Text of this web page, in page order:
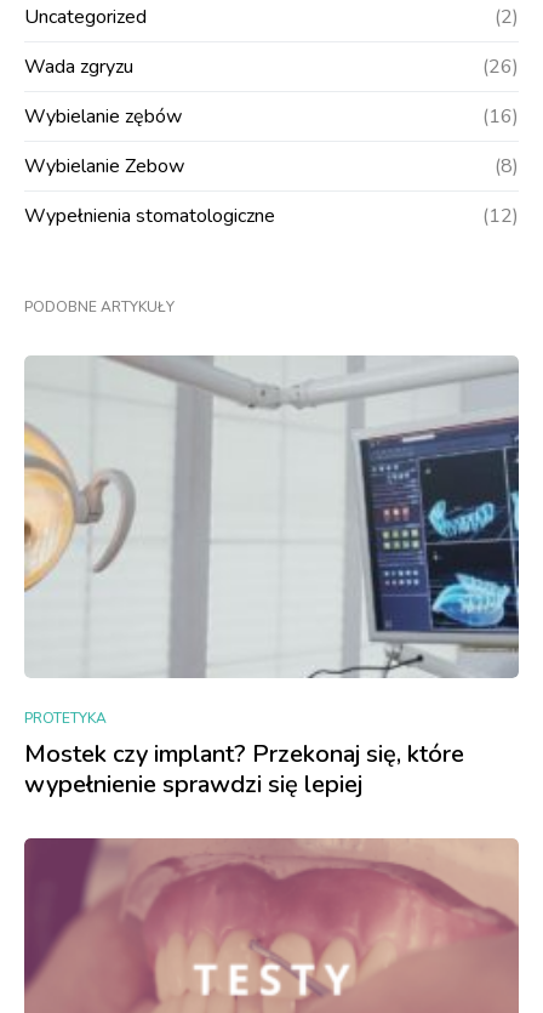
Uncategorized
(2)
Wada zgryzu
(26)
Wybielanie zębów
(16)
Wybielanie Zebow
(8)
Wypełnienia stomatologiczne
(12)
PODOBNE ARTYKUŁY
PROTETYKA
Mostek czy implant? Przekonaj się, które
wypełnienie sprawdzi się lepiej